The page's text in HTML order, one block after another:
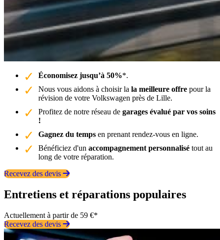
Économisez jusqu’à 50%*.
Nous vous aidons à choisir la la meilleure offre pour la
révision de votre Volkswagen près de Lille.
Profitez de notre réseau de garages évalué par vos soins
!
Gagnez du temps en prenant rendez-vous en ligne.
Bénéficiez d'un accompagnement personnalisé tout au
long de votre réparation.
Recevez des devis
Entretiens et réparations populaires
Actuellement à partir de 59 €*
Recevez des devis